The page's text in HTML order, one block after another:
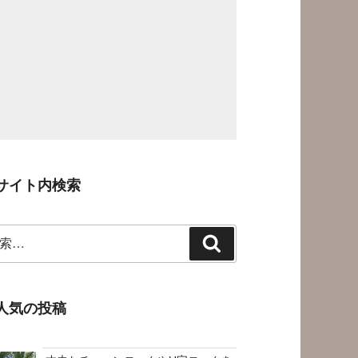
イト内検索
索
気の投稿